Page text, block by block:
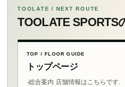
TOOLATE / NEXT ROUTE
TOOLATE SPORTS
TOP / FLOOR GUIDE
トップページ
-総合案内 店舗情報はこちらです.